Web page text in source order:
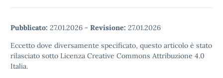
Pubblicato: 27.01.2026 - Revisione: 27.01.2026
Eccetto dove diversamente specificato, questo articolo è stato
rilasciato sotto Licenza Creative Commons Attribuzione 4.0
Italia.